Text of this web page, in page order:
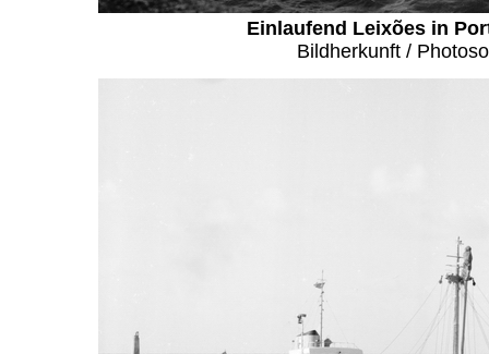
Einlaufend Leixões in
Bildherkunft /